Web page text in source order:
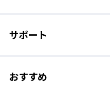
※使用に関しての注意事項
は使用しないでください。使
き添いの方に安全を確認いた
サポート
おすすめ